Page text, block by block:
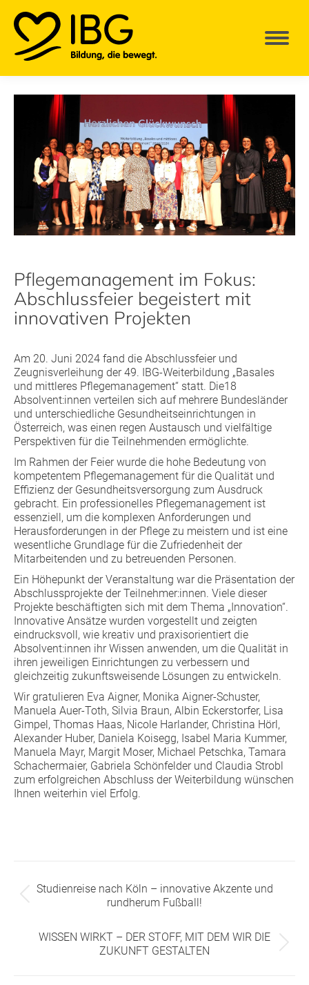
Pflegemanagement im Fokus:
Abschlussfeier begeistert mit
innovativen Projekten
Am 20. Juni 2024 fand die Abschlussfeier und
Zeugnisverleihung der 49. IBG-Weiterbildung „Basales
und mittleres Pflegemanagement“ statt. Die18
Absolvent:innen verteilen sich auf mehrere Bundesländer
und unterschiedliche Gesundheitseinrichtungen in
Österreich, was einen regen Austausch und vielfältige
Perspektiven für die Teilnehmenden ermöglichte.
Im Rahmen der Feier wurde die hohe Bedeutung von
kompetentem Pflegemanagement für die Qualität und
Effizienz der Gesundheitsversorgung zum Ausdruck
gebracht. Ein professionelles Pflegemanagement ist
essenziell, um die komplexen Anforderungen und
Herausforderungen in der Pflege zu meistern und ist eine
wesentliche Grundlage für die Zufriedenheit der
Mitarbeitenden und zu betreuenden Personen.
Ein Höhepunkt der Veranstaltung war die Präsentation der
Abschlussprojekte der Teilnehmer:innen. Viele dieser
Projekte beschäftigten sich mit dem Thema „Innovation“.
Innovative Ansätze wurden vorgestellt und zeigten
eindrucksvoll, wie kreativ und praxisorientiert die
Absolvent:innen ihr Wissen anwenden, um die Qualität in
ihren jeweiligen Einrichtungen zu verbessern und
gleichzeitig zukunftsweisende Lösungen zu entwickeln.
Wir gratulieren Eva Aigner, Monika Aigner-Schuster,
Manuela Auer-Toth, Silvia Braun, Albin Eckerstorfer, Lisa
Gimpel, Thomas Haas, Nicole Harlander, Christina Hörl,
Alexander Huber, Daniela Koisegg, Isabel Maria Kummer,
Manuela Mayr, Margit Moser, Michael Petschka, Tamara
Schachermaier, Gabriela Schönfelder und Claudia Strobl
zum erfolgreichen Abschluss der Weiterbildung wünschen
Ihnen weiterhin viel Erfolg.
Vorheriger
Studienreise nach Köln – innovative Akzente und
rundherum Fußball!
Nächster
WISSEN WIRKT – DER STOFF, MIT DEM WIR DIE
ZUKUNFT GESTALTEN